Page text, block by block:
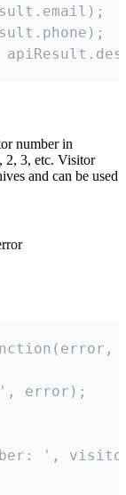
number in
2, 3, etc. Visitor
and can be used
error);
',